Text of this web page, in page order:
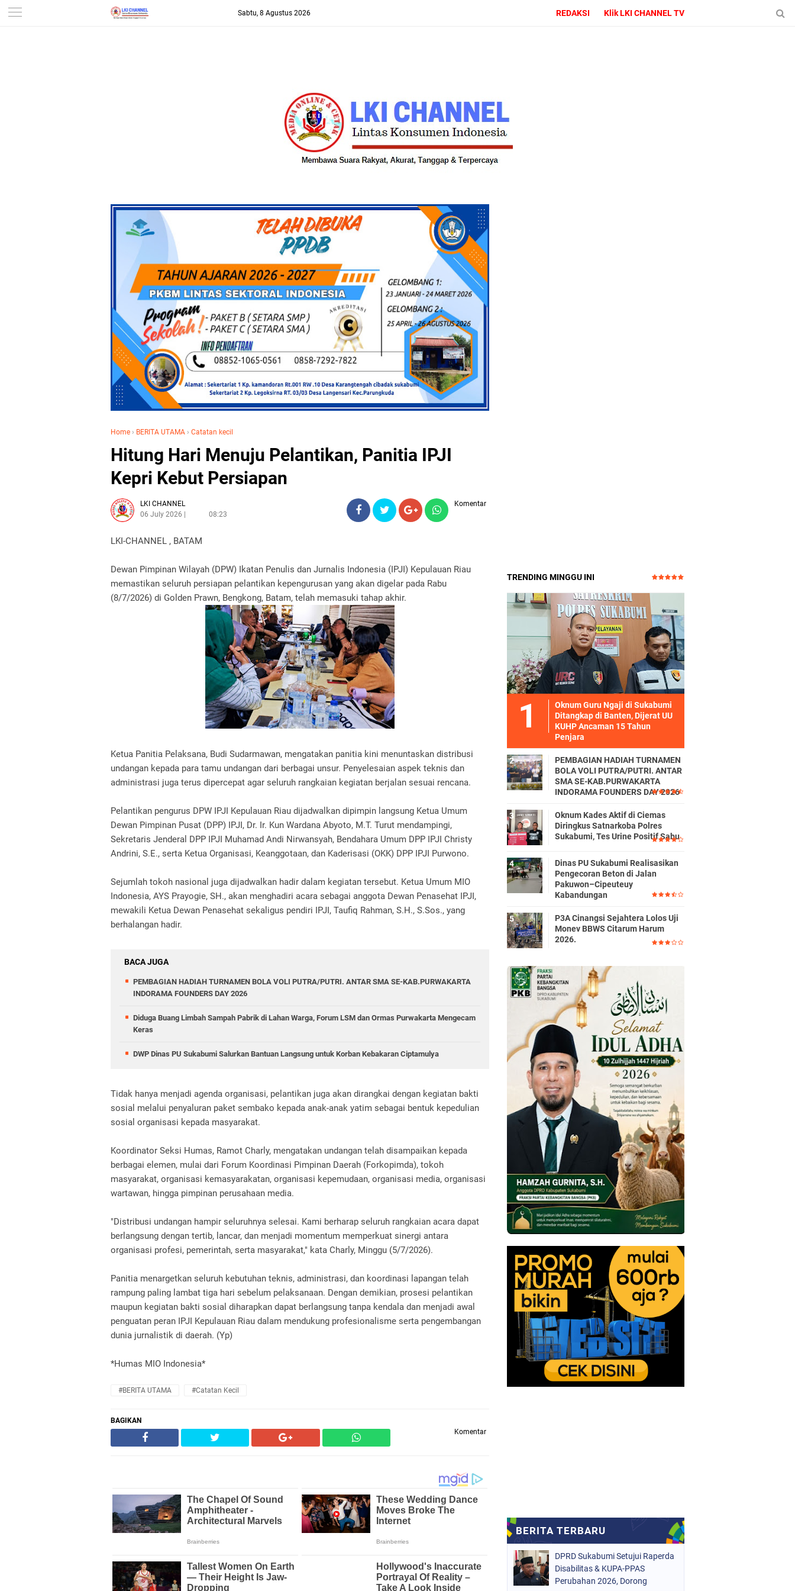
-->
Sabtu, 8 Agustus 2026 REDAKSI Klik LKI CHANNEL TV
Home › BERITA UTAMA › Catatan kecil
Hitung Hari Menuju Pelantikan, Panitia IPJI
Kepri Kebut Persiapan
LKI CHANNEL
06 July 2026
08:23
Komentar
LKI-CHANNEL , BATAM
Dewan Pimpinan Wilayah (DPW) Ikatan Penulis dan Jurnalis Indonesia (IPJI) Kepulauan Riau
memastikan seluruh persiapan pelantikan kepengurusan yang akan digelar pada Rabu
(8/7/2026) di Golden Prawn, Bengkong, Batam, telah memasuki tahap akhir.
Ketua Panitia Pelaksana, Budi Sudarmawan, mengatakan panitia kini menuntaskan distribusi
undangan kepada para tamu undangan dari berbagai unsur. Penyelesaian aspek teknis dan
administrasi juga terus dipercepat agar seluruh rangkaian kegiatan berjalan sesuai rencana.
Pelantikan pengurus DPW IPJI Kepulauan Riau dijadwalkan dipimpin langsung Ketua Umum
Dewan Pimpinan Pusat (DPP) IPJI, Dr. Ir. Kun Wardana Abyoto, M.T. Turut mendampingi,
Sekretaris Jenderal DPP IPJI Muhamad Andi Nirwansyah, Bendahara Umum DPP IPJI Christy
Andrini, S.E., serta Ketua Organisasi, Keanggotaan, dan Kaderisasi (OKK) DPP IPJI Purwono.
Sejumlah tokoh nasional juga dijadwalkan hadir dalam kegiatan tersebut. Ketua Umum MIO
Indonesia, AYS Prayogie, SH., akan menghadiri acara sebagai anggota Dewan Penasehat IPJI,
mewakili Ketua Dewan Penasehat sekaligus pendiri IPJI, Taufiq Rahman, S.H., S.Sos., yang
berhalangan hadir.
BACA JUGA
PEMBAGIAN HADIAH TURNAMEN BOLA VOLI PUTRA/PUTRI. ANTAR SMA SE-KAB.PURWAKARTA
INDORAMA FOUNDERS DAY 2026
Diduga Buang Limbah Sampah Pabrik di Lahan Warga, Forum LSM dan Ormas Purwakarta Mengecam
Keras
DWP Dinas PU Sukabumi Salurkan Bantuan Langsung untuk Korban Kebakaran Ciptamulya
Tidak hanya menjadi agenda organisasi, pelantikan juga akan dirangkai dengan kegiatan bakti
sosial melalui penyaluran paket sembako kepada anak-anak yatim sebagai bentuk kepedulian
sosial organisasi kepada masyarakat.
Koordinator Seksi Humas, Ramot Charly, mengatakan undangan telah disampaikan kepada
berbagai elemen, mulai dari Forum Koordinasi Pimpinan Daerah (Forkopimda), tokoh
masyarakat, organisasi kemasyarakatan, organisasi kepemudaan, organisasi media, organisasi
wartawan, hingga pimpinan perusahaan media.
"Distribusi undangan hampir seluruhnya selesai. Kami berharap seluruh rangkaian acara dapat
berlangsung dengan tertib, lancar, dan menjadi momentum memperkuat sinergi antara
organisasi profesi, pemerintah, serta masyarakat," kata Charly, Minggu (5/7/2026).
Panitia menargetkan seluruh kebutuhan teknis, administrasi, dan koordinasi lapangan telah
rampung paling lambat tiga hari sebelum pelaksanaan. Dengan demikian, prosesi pelantikan
maupun kegiatan bakti sosial diharapkan dapat berlangsung tanpa kendala dan menjadi awal
penguatan peran IPJI Kepulauan Riau dalam mendukung profesionalisme serta pengembangan
dunia jurnalistik di daerah. (Yp)
*Humas MIO Indonesia*
#BERITA UTAMA #Catatan Kecil
BAGIKAN
Komentar
TRENDING MINGGU INI
Oknum Guru Ngaji di Sukabumi
Ditangkap di Banten, Dijerat UU
KUHP Ancaman 15 Tahun
Penjara
PEMBAGIAN HADIAH TURNAMEN
BOLA VOLI PUTRA/PUTRI. ANTAR
SMA SE-KAB.PURWAKARTA
INDORAMA FOUNDERS DAY 2026
Oknum Kades Aktif di Ciemas
Diringkus Satnarkoba Polres
Sukabumi, Tes Urine Positif Sabu
Dinas PU Sukabumi Realisasikan
Pengecoran Beton di Jalan
Pakuwon–Cipeuteuy
Kabandungan
P3A Cinangsi Sejahtera Lolos Uji
Monev BBWS Citarum Harum
2026.
DPRD Sukabumi Setujui Raperda
Disabilitas & KUPA-PPAS
Perubahan 2026, Dorong